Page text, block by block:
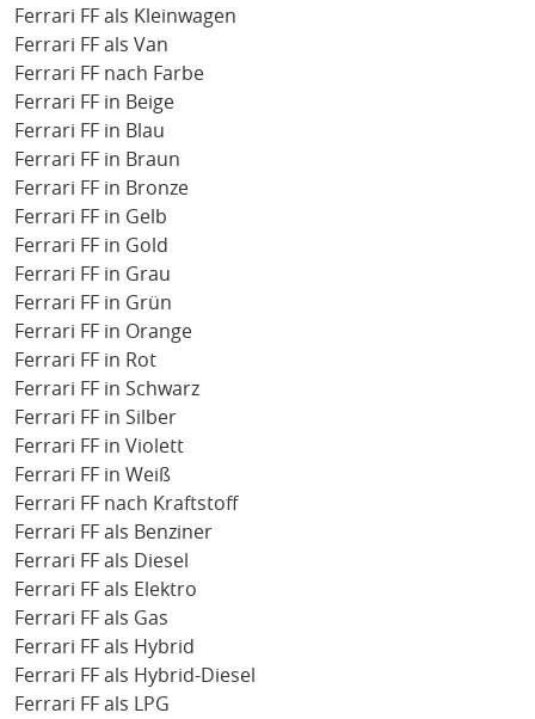
Ferrari FF als Kleinwagen
Ferrari FF als Van
Ferrari FF nach Farbe
Ferrari FF in Beige
Ferrari FF in Blau
Ferrari FF in Braun
Ferrari FF in Bronze
Ferrari FF in Gelb
Ferrari FF in Gold
Ferrari FF in Grau
Ferrari FF in Grün
Ferrari FF in Orange
Ferrari FF in Rot
Ferrari FF in Schwarz
Ferrari FF in Silber
Ferrari FF in Violett
Ferrari FF in Weiß
Ferrari FF nach Kraftstoff
Ferrari FF als Benziner
Ferrari FF als Diesel
Ferrari FF als Elektro
Ferrari FF als Gas
Ferrari FF als Hybrid
Ferrari FF als Hybrid-Diesel
Ferrari FF als LPG